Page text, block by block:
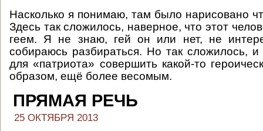
Насколько я понимаю, там было нарисовано
Здесь так сложилось, наверное, что этот
геем. Я не знаю, гей он или нет, не
собираюсь разбираться. Но так сложилось,
для «патриота» совершить какой-то
образом, ещё более весомым.
ПРЯМАЯ РЕЧЬ
25 ОКТЯБРЯ 2013